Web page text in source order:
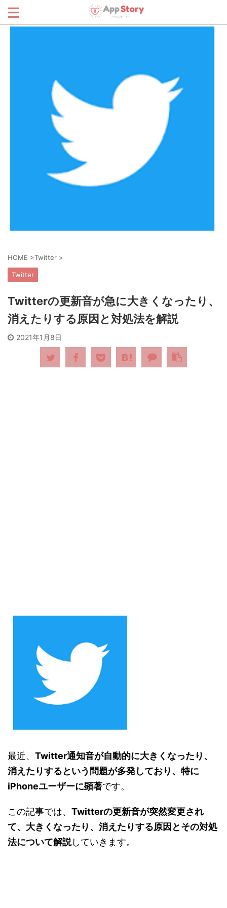
HOME >Twitter >
Twitter
Twitterの更新音が急に大きくなったり、
消えたりする原因と対処法を解説
2021年1月8日
最近、 Twitter通知音が自動的に大きくなったり、
消えたりするという問題が多発しており、特に
iPhoneユーザーに顕著です。
この記事では、 Twitterの更新音が突然変更され
て、大きくなったり、消えたりする原因とその対処
法について解説していきます。